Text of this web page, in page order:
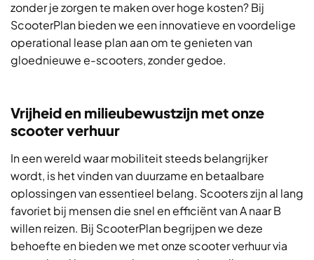
zonder je zorgen te maken over hoge kosten? Bij
ScooterPlan bieden we een innovatieve en voordelige
operational lease plan aan om te genieten van
gloednieuwe e-scooters, zonder gedoe.
Vrijheid en milieubewustzijn met onze
scooter verhuur
In een wereld waar mobiliteit steeds belangrijker
wordt, is het vinden van duurzame en betaalbare
oplossingen van essentieel belang. Scooters zijn al lang
favoriet bij mensen die snel en efficiënt van A naar B
willen reizen. Bij ScooterPlan begrijpen we deze
behoefte en bieden we met onze scooter verhuur via